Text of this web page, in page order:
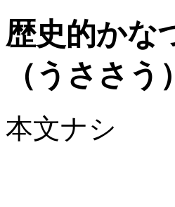
歴史的かな
（うささう）
本文ナシ